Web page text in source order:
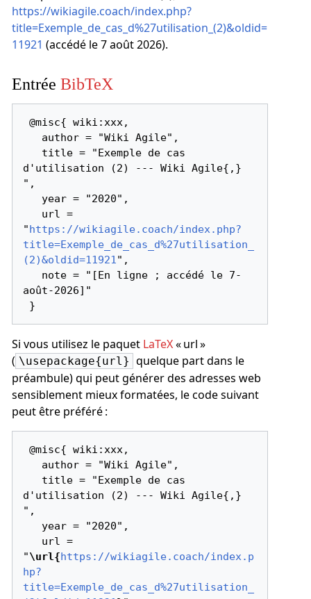
https://wikiagile.coach/index.php?
title=Exemple_de_cas_d%27utilisation_(2)&oldid=
11921 (accédé le 7 août 2026).
Entrée BibTeX
@misc{ wiki:xxx,
d'utilisation (2) --- Wiki Agile{,}
",
"https://wikiagile.coach/index.php?
title=Exemple_de_cas_d%27utilisation_
(2)&oldid=11921",
août-2026]"
Si vous utilisez le paquet LaTeX« url »
( \usepackage{url} quelque part dans le
préambule) qui peut générer des adresses web
sensiblement mieux formatées, le code suivant
peut être préféré :
@misc{ wiki:xxx,
d'utilisation (2) --- Wiki Agile{,}
",
"\url{https://wikiagile.coach/index.p
hp?
title=Exemple_de_cas_d%27utilisation_